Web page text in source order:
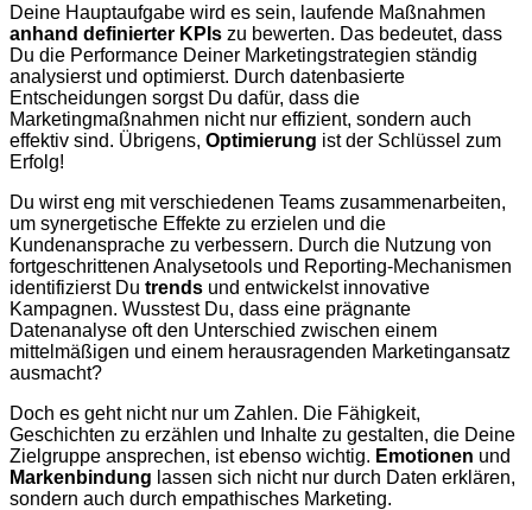
Deine Hauptaufgabe wird es sein, laufende Maßnahmen
anhand definierter KPIs zu bewerten. Das bedeutet, dass
Du die Performance Deiner Marketingstrategien ständig
analysierst und optimierst. Durch datenbasierte
Entscheidungen sorgst Du dafür, dass die
Marketingmaßnahmen nicht nur effizient, sondern auch
effektiv sind. Übrigens, Optimierung ist der Schlüssel zum
Erfolg!
Du wirst eng mit verschiedenen Teams zusammenarbeiten,
um synergetische Effekte zu erzielen und die
Kundenansprache zu verbessern. Durch die Nutzung von
fortgeschrittenen Analysetools und Reporting-Mechanismen
identifizierst Du trends und entwickelst innovative
Kampagnen. Wusstest Du, dass eine prägnante
Datenanalyse oft den Unterschied zwischen einem
mittelmäßigen und einem herausragenden Marketingansatz
ausmacht?
Doch es geht nicht nur um Zahlen. Die Fähigkeit,
Geschichten zu erzählen und Inhalte zu gestalten, die Deine
Zielgruppe ansprechen, ist ebenso wichtig. Emotionen und
Markenbindung lassen sich nicht nur durch Daten erklären,
sondern auch durch empathisches Marketing.